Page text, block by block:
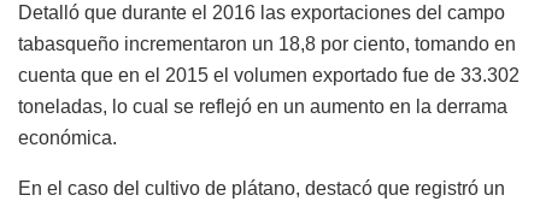
Detalló que durante el 2016 las exportaciones del campo
tabasqueño incrementaron un 18,8 por ciento, tomando en
cuenta que en el 2015 el volumen exportado fue de 33.302
toneladas, lo cual se reflejó en un aumento en la derrama
económica.
En el caso del cultivo de plátano, destacó que registró un